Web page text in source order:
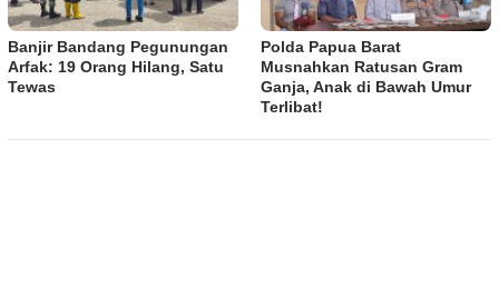
Banjir Bandang Pegunungan
Arfak: 19 Orang Hilang, Satu
Tewas
Polda Papua Barat
Musnahkan Ratusan Gram
Ganja, Anak di Bawah Umur
Terlibat!